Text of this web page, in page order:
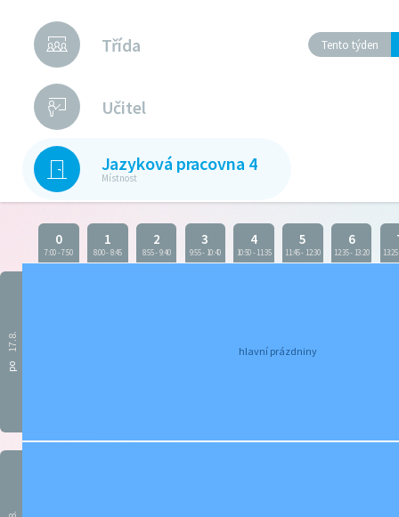
Třída
Učitel
Jazyková pracovna 4
Místnost
Tento týden
0
7:00-7:50
1
8:00-8:45
2
8:55-9:40
3
9:55- 10:40
4
10:50-11:35
5
11:45- 12:30
6
12:35- 13:20 13:25
po
17.8. hlavní prázdniny